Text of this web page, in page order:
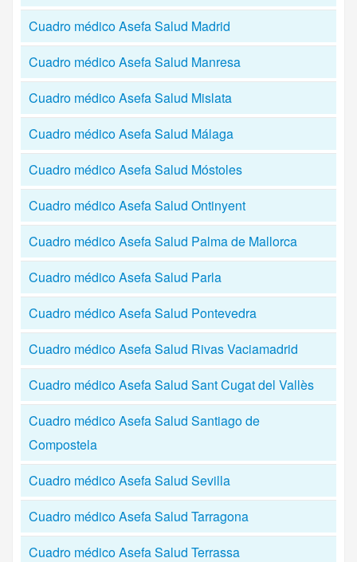
Cuadro médico Asefa Salud Madrid
Cuadro médico Asefa Salud Manresa
Cuadro médico Asefa Salud Mislata
Cuadro médico Asefa Salud Málaga
Cuadro médico Asefa Salud Móstoles
Cuadro médico Asefa Salud Ontinyent
Cuadro médico Asefa Salud Palma de Mallorca
Cuadro médico Asefa Salud Parla
Cuadro médico Asefa Salud Pontevedra
Cuadro médico Asefa Salud Rivas Vaciamadrid
Cuadro médico Asefa Salud Sant Cugat del Vallès
Cuadro médico Asefa Salud Santiago de
Compostela
Cuadro médico Asefa Salud Sevilla
Cuadro médico Asefa Salud Tarragona
Cuadro médico Asefa Salud Terrassa